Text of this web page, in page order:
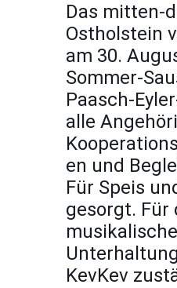
Das mitten-
Ostholstein
am 30.
Sommer-
Paasch-
alle
en und
Für Speis
gesorgt. Für
musikalische
KevKev